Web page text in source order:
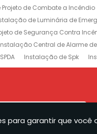
de Combate a Incêndio
de Luminária de
de Segurança Contra
Central de Alarme
Instalação de Spk
de SPDA
Projeto
Empresa de
a Incêndio no Rio de
para garantir que você